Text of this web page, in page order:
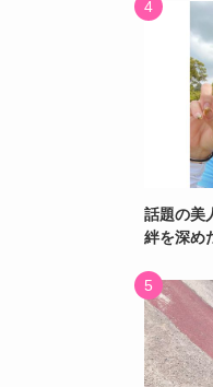
話題の美
絆を深め